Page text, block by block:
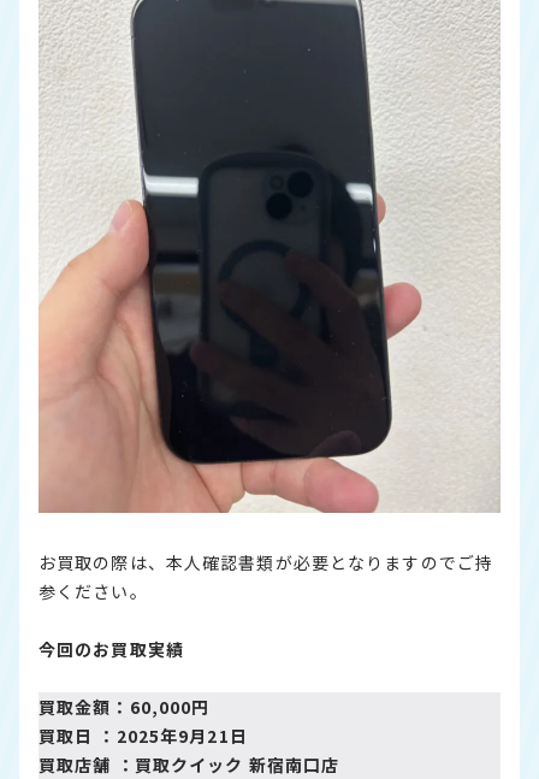
お買取の際は、本人確認書類が必要となりますのでご持
参ください。
今回のお買取実績
買取金額：60,000円
買取日 ：2025年9月21日
買取店舗 ： 買取クイック 新宿南口店